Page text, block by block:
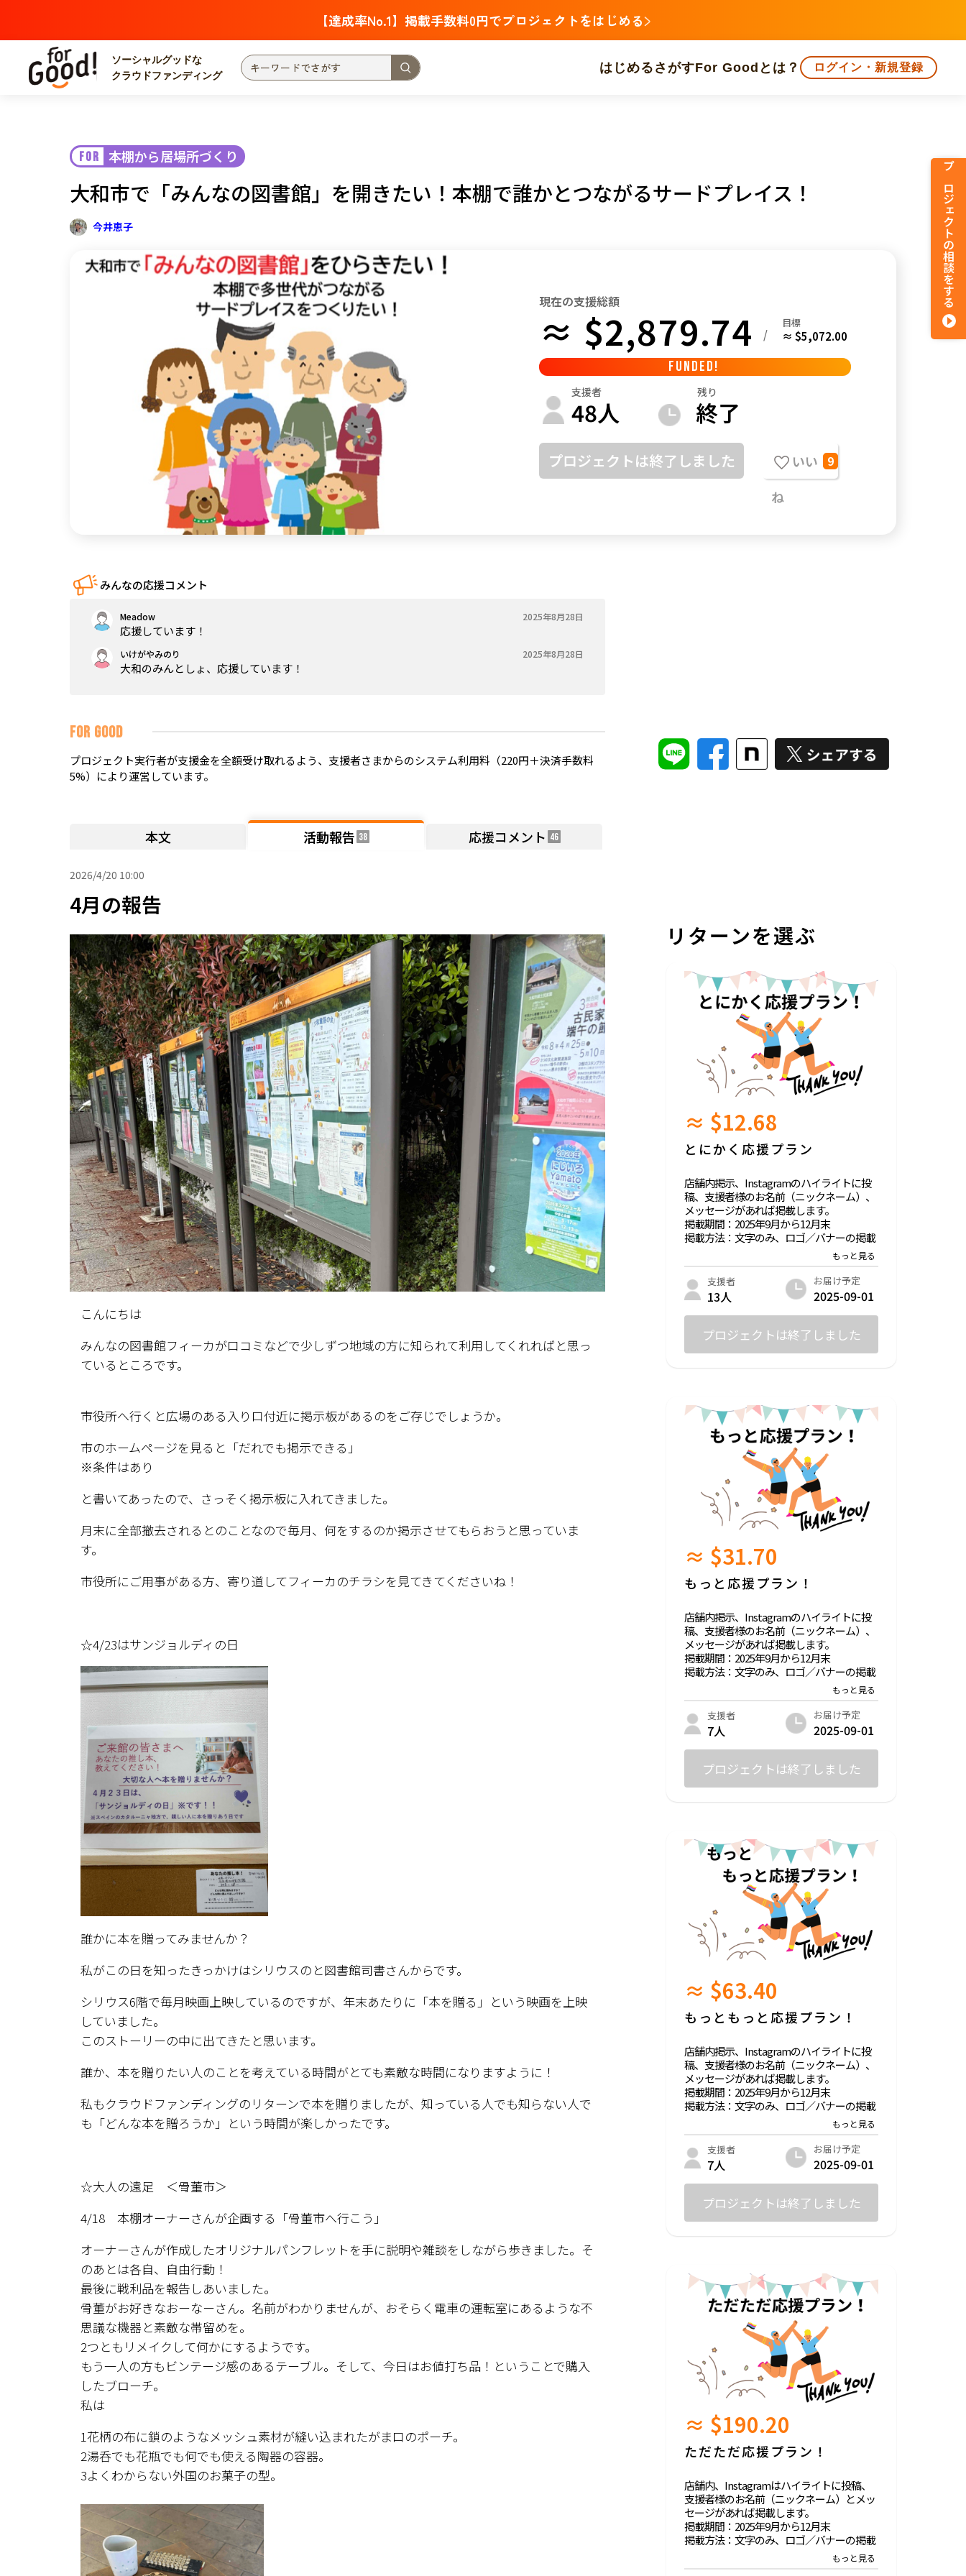
【達成率No.1】掲載手数料0円でプロジェクトをはじめる
ソーシャルグッドな
クラウドファンディング
はじめる さがすFor Goodとは？ ログイン・新規登録
カテゴリーからさがす 国際協力
災害
社会貢献
地域からさがす
茨城 栃木 群馬 埼玉
中部 新潟 富山
近畿 三重 滋賀
中国 鳥取
四国 徳島 香川
九州・沖縄 福岡 佐賀 鹿児島 沖縄
FOR 本棚から居場所づくり
大和市で「みんなの図書館」を開きたい！本棚で誰かとつながるサードプレイス！
今井恵子
現在の支援総額
≈ $2,879.74 /
目標
≈ $5,072.00
FUNDED!
支援者
48人
残り
終了
プロジェクトは終了しました
いい
ね
9
みんなの応援コメント
Meadow 2025年8月28日
応援しています！
いけがやみのり 2025年8月28日
大和のみんとしょ、応援しています！
FOR GOOD
プロジェクト実行者が支援金を全額受け取れるよう、支援者さまからのシステム利用料（220円＋決済手数料
5%）により運営しています。
プロジェクトの相談をする
本文 活動報告 38 応援コメント 46
2026/4/20 10:00
4月の報告
こんにちは
みんなの図書館フィーカが口コミなどで少しずつ地域の方に知られて利用してくれればと思っ
ているところです。
市役所へ行くと広場のある入り口付近に掲示板があるのをご存じでしょうか。
市のホームページを見ると「だれでも掲示できる」
※条件はあり
と書いてあったので、さっそく掲示板に入れてきました。
月末に全部撤去されるとのことなので毎月、何をするのか掲示させてもらおうと思っていま
す。
市役所にご用事がある方、寄り道してフィーカのチラシを見てきてくださいね！
☆4/23はサンジョルディの日
誰かに本を贈ってみませんか？
私がこの日を知ったきっかけはシリウスのと図書館司書さんからです。
シリウス6階で毎月映画上映しているのですが、年末あたりに「本を贈る」という映画を上映
していました。
このストーリーの中に出てきたと思います。
誰か、本を贈りたい人のことを考えている時間がとても素敵な時間になりますように！
私もクラウドファンディングのリターンで本を贈りましたが、知っている人でも知らない人で
も「どんな本を贈ろうか」という時間が楽しかったです。
☆大人の遠足 ＜骨董市＞
4/18 本棚オーナーさんが企画する「骨董市へ行こう」
オーナーさんが作成したオリジナルパンフレットを手に説明や雑談をしながら歩きました。そ
のあとは各自、自由行動！
最後に戦利品を報告しあいました。
骨董がお好きなおーなーさん。名前がわかりませんが、おそらく電車の運転室にあるような不
思議な機器と素敵な帯留めを。
2つともリメイクして何かにするようです。
もう一人の方もビンテージ感のあるテーブル。そして、今日はお値打ち品！ということで購入
したブローチ。
私は
1花柄の布に鎖のようなメッシュ素材が縫い込まれたがま口のポーチ。
2湯呑でも花瓶でも何でも使える陶器の容器。
3よくわからない外国のお菓子の型。
リターンを選ぶ
≈ $12.68
とにかく応援プラン
店舗内掲示、Instagramのハイライトに投
稿、支援者様のお名前（ニックネーム）、
メッセージがあれば掲載します。
掲載期間：2025年9月から12月末
掲載方法：文字のみ、ロゴ／バナーの掲載
支援時、必ず備考欄に希望されるお名前を
ご記入ください。
開店後、来店されたときはご本人確認が取
れましたら1杯ドリンクサービスします！
※交通費は自己負担
支援者
13人
お届け予定
2025-09-01
プロジェクトは終了しました
≈ $31.70
もっと応援プラン！
店舗内掲示、Instagramのハイライトに投
稿、支援者様のお名前（ニックネーム）、
メッセージがあれば掲載します。
掲載期間：2025年9月から12月末
掲載方法：文字のみ、ロゴ／バナーの掲載
支援時、必ず備考欄に希望されるお名前を
ご記入ください。
開店後、来店されたときはご本人確認が取
れましたら1杯ドリンクサービスします！
※交通費は自己負担
支援者
7人
お届け予定
2025-09-01
プロジェクトは終了しました
≈ $63.40
もっともっと応援プラン！
店舗内掲示、Instagramのハイライトに投
稿、支援者様のお名前（ニックネーム）、
メッセージがあれば掲載します。
掲載期間：2025年9月から12月末
掲載方法：文字のみ、ロゴ／バナーの掲載
支援時、必ず備考欄に希望されるお名前を
ご記入ください。
開店後、来店されたときはご本人確認が取
れましたらおやつ＋1杯ドリンクサービス
します！
※交通費は自己負担
支援者
7人
お届け予定
2025-09-01
プロジェクトは終了しました
≈ $190.20
ただただ応援プラン！
店舗内、Instagramはハイライトに投稿、
支援者様のお名前（ニックネーム）とメッ
セージがあれば掲載します。
掲載期間：2025年9月から12月末
掲載方法：文字のみ、ロゴ／バナーの掲載
支援時、必ず備考欄に希望されるお名前を